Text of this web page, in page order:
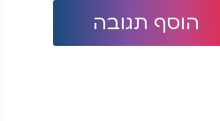
הוסף תגובה